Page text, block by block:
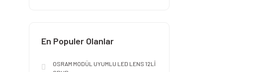
En Populer Olanlar
OSRAM MODÜL UYUMLU LED LENS 12Lİ